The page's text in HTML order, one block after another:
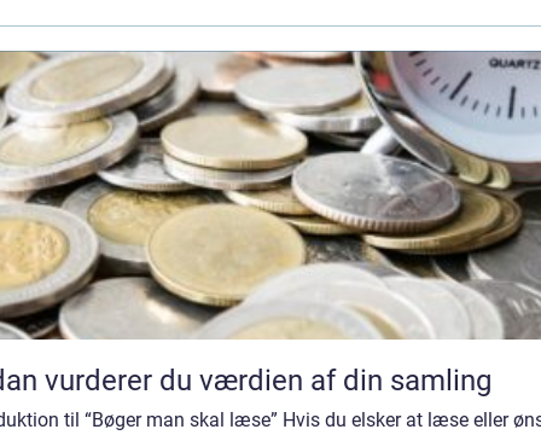
vurderer du værdien af din samling
til “Bøger man skal læse” Hvis du elsker at læse eller